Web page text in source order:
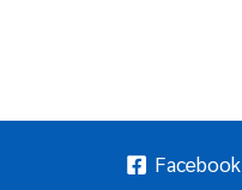
Facebook